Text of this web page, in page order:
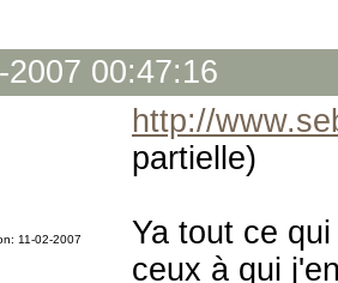
2007 00:47:16
11-02-2007
http://
partielle)
Ya tout ce
ceux à qui